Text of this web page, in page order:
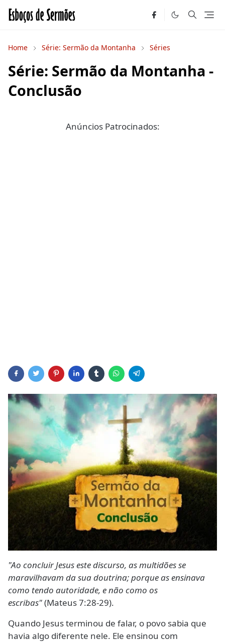
Home Série: Sermão da Montanha Séries
Série: Sermão da Montanha -
Conclusão
Anúncios Patrocinados:
"Ao concluir Jesus este discurso, as multidões se
maravilhavam da sua doutrina; porque as ensinava
como tendo autoridade, e não como os
escribas"(Mateus 7:28-29).
Quando Jesus terminou de falar, o povo sabia que
havia algo diferente nele. Ele ensinou com